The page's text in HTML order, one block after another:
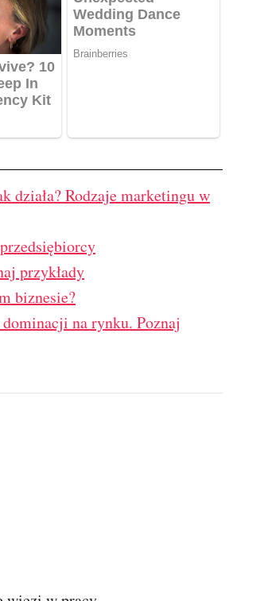
Rodzaje marketingu w
przykłady
biznesie?
na rynku. Poznaj